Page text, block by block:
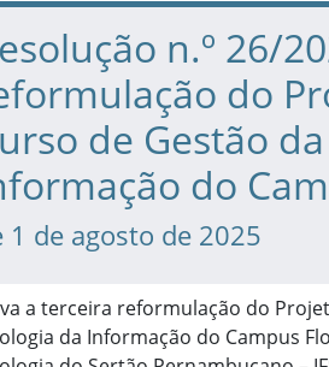
do conteúdo
n.º 26/
do
de Gestão
do
1 de agosto de 2025
a terceira reformulação do
da Informação do Campus